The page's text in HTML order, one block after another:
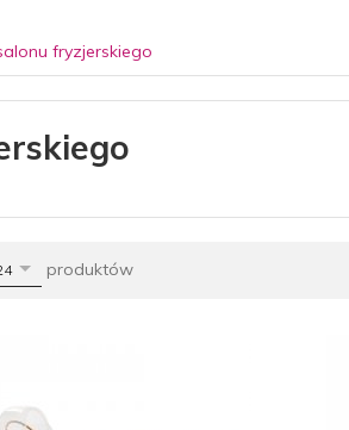
fryzjerskiego
produktów